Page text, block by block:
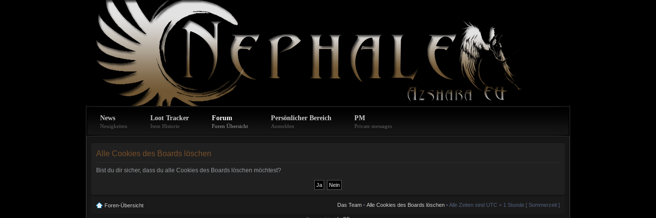
News
Neuigkeiten
Loot Tracker
Item Historie
Forum
Foren Übersicht
Persönlicher Bereich
Anmelden
PM
Private messages
Alle Cookies des Boards löschen
Bist du dir sicher, dass du alle Cookies des Boards löschen möchtest?
Foren-Übersicht Das Team • Alle Cookies des Boards löschen • Alle Zeiten sind UTC + 1 Stunde [ Sommerzeit ]